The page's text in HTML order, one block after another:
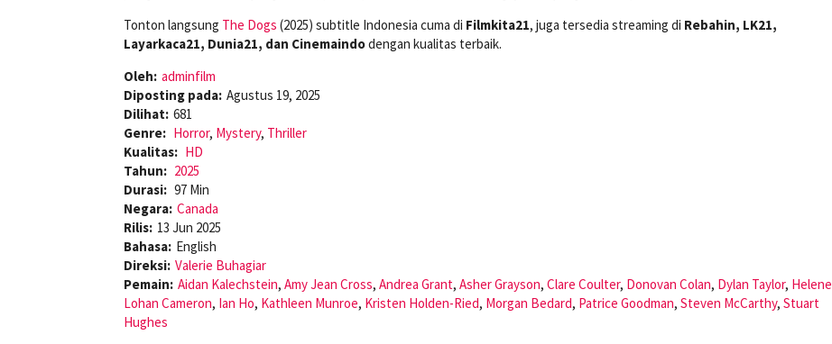
Tonton langsung The Dogs (2025) subtitle Indonesia cuma di Filmkita21, juga tersedia streaming di Rebahin, LK21,
Layarkaca21, Dunia21, dan Cinemaindodengan kualitas terbaik.
Oleh: adminfilm
Diposting pada: Agustus 19, 2025
Dilihat: 681
Genre: Horror, Mystery, Thriller
Kualitas: HD
Tahun: 2025
Durasi: 97 Min
Negara: Canada
Rilis: 13 Jun 2025
Bahasa: English
Direksi: Valerie Buhagiar
Pemain: Aidan Kalechstein, Amy Jean Cross, Andrea Grant, Asher Grayson, Clare Coulter, Donovan Colan, Dylan Taylor, Helene
Lohan Cameron, Ian Ho, Kathleen Munroe, Kristen Holden-Ried, Morgan Bedard, Patrice Goodman, Steven McCarthy, Stuart
Hughes